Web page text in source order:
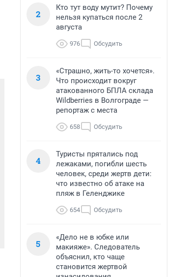
2
Кто тут воду мутит? Почему
нельзя купаться после 2
августа
976 Обсудить
3
«Страшно, жить-то хочется».
Что происходит вокруг
атакованного БПЛА склада
Wildberries в Волгограде —
репортаж с места
658 Обсудить
4
Туристы прятались под
лежаками, погибли шесть
человек, среди жертв дети:
что известно об атаке на
пляж в Геленджике
654 Обсудить
5
«Дело не в юбке или
макияже». Следователь
объяснил, кто чаще
становится жертвой